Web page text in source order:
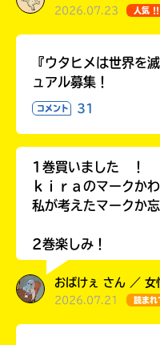
2026.07.23 人気 !!
『ウタヒメは世界を
ュアル募集！
コメント 31
1巻買いました ！
ｋｉｒａのマークか
私が考えたマークか
2巻楽しみ！
おばけぇ さん ／
2026.07.21 読まれ